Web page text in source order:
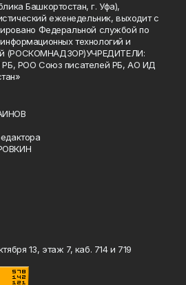
Башкортостан, г. Уфа),
еженедельник, выходит с
Федеральной службой по
технологий и
(РОСКОМНАДЗОР)УЧРЕДИТЕЛИ:
РБ, РОО Союз писателей РБ, АО ИД
13, этаж 7, каб. 714 и 719